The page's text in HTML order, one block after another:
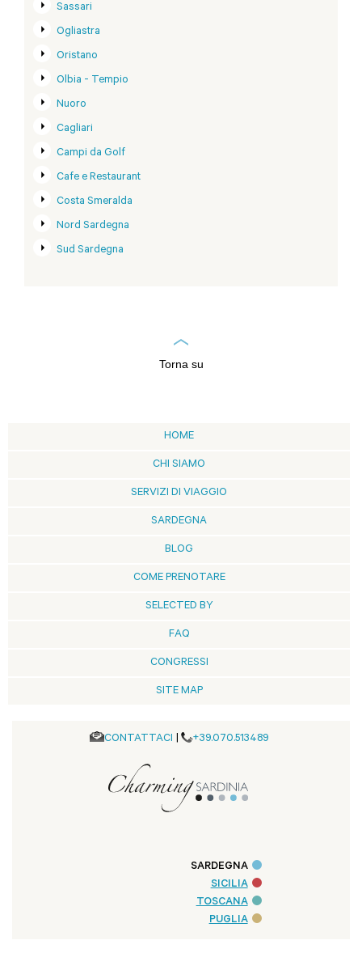
Sassari
Ogliastra
Oristano
Olbia - Tempio
Nuoro
Cagliari
Campi da Golf
Cafe e Restaurant
Costa Smeralda
Nord Sardegna
Sud Sardegna
Torna su
HOME
CHI SIAMO
SERVIZI DI VIAGGIO
SARDEGNA
BLOG
COME PRENOTARE
SELECTED BY
FAQ
CONGRESSI
SITE MAP
CONTATTACI | +39.070.513489
SARDEGNA
SICILIA
TOSCANA
PUGLIA